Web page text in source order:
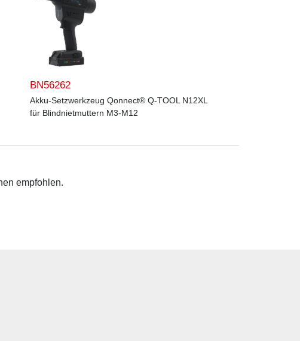
BN56262
Akku-Setzwerkzeug Qonnect® Q-TOOL N12XL
für Blindnietmuttern M3-M12
empfohlen.